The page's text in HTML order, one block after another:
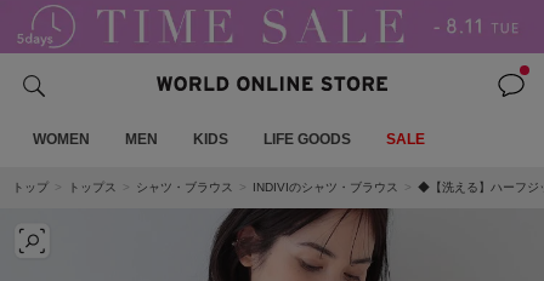
WOMEN MEN KIDS LIFE GOODS SALE
トップ トップス シャツ・ブラウス INDIVIのシャツ・ブラウス ◆【洗える】ハーフジ